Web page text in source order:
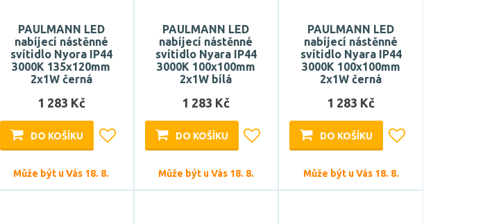
PAULMANN LED
nabíjecí nástěnné
svítidlo Nyora IP44
3000K 135x120mm
2x1W černá
1 283 Kč
DO KOŠÍKU
Může být u Vás 18. 8.
PAULMANN LED
nabíjecí nástěnné
svítidlo Nyara IP44
3000K 100x100mm
2x1W bílá
1 283 Kč
DO KOŠÍKU
Může být u Vás 18. 8.
PAULMANN LED
nabíjecí nástěnné
svítidlo Nyara IP44
3000K 100x100mm
2x1W černá
1 283 Kč
DO KOŠÍKU
Může být u Vás 18. 8.